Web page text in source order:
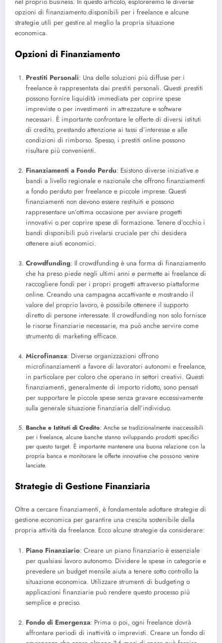
opzioni di finanziamento disponibili per i freelance e alcune
strategie utili per gestire al meglio la propria situazione
economica.
Opzioni di Finanziamento
Prestiti Personali: Una delle soluzioni più diffuse per i
freelance è rappresentata dai prestiti personali. Questi prestiti
possono fornire liquidità immediata per coprire spese
impreviste o per investimenti in attrezzature e software
necessari. È importante confrontare le offerte di diversi istituti
di credito, prestando attenzione ai tassi d’interesse e alle
condizioni di rimborso. Spesso, i prestiti online possono
risultare più convenienti.
Finanziamenti a Fondo Perdu: Esistono diverse iniziative e
bandi a livello regionale e nazionale che offrono finanziamenti
a fondo perduto per freelance e piccole imprese. Questi
finanziamenti non devono essere restituiti e possono
rappresentare un’ottima occasione per avviare progetti
innovativi o per coprire spese di formazione. Tenere d’occhio i
bandi disponibili può rivelarsi cruciale per chi desidera
ottenere aiuti economici.
Crowdfunding: Il crowdfunding è una forma di finanziamento
che ha preso piede negli ultimi anni e permette ai freelance di
raccogliere fondi per i propri progetti attraverso piattaforme
online. Creando una campagna accattivante e mostrando il
valore del proprio lavoro, è possibile ottenere il supporto
diretto di persone interessate. Il crowdfunding non solo fornisce
le risorse finanziarie necessarie, ma può anche servire come
strumento di marketing efficace.
Microfinanza: Diverse organizzazioni offrono
microfinanziamenti a favore di lavoratori autonomi e freelance,
in particolare per coloro che operano in settori creativi. Questi
finanziamenti, generalmente di importo ridotto, sono pensati
per supportare le piccole spese senza gravare eccessivamente
sulla generale situazione finanziaria dell’individuo.
Banche e Istituti di Credito: Anche se tradizionalmente inaccessibili
per i freelance, alcune banche stanno sviluppando prodotti specifici
per questo target. È importante mantenere una buona relazione con la
propria banca e monitorare le offerte innovative che possono venire
lanciate.
Strategie di Gestione Finanziaria
Oltre a cercare finanziamenti, è fondamentale adottare strategie di
gestione economica per garantire una crescita sostenibile della
propria attività da freelance. Ecco alcune strategie da considerare:
Piano Finanziario: Creare un piano finanziario è essenziale
per qualsiasi lavoro autonomo. Dividere le spese in categorie e
prevedere un budget mensile aiuta a tenere sotto controllo la
situazione economica. Utilizzare strumenti di budgeting o
applicazioni finanziarie può rendere questo processo più
semplice e preciso.
Fondo di Emergenza: Prima o poi, ogni freelance dovrà
affrontare periodi di inattività o imprevisti. Creare un fondo di